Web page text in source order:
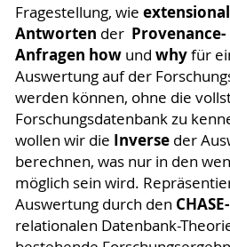
Fragestellung, wie
Antworten der Provenance-
Anfragen how und whyfür
Auswertung auf der
werden können, ohne die
Forschungsdatenbank zu
wollen wir die Inverse der
berechnen, was nur in den
möglich sein wird.
Auswertung durch den
relationalen Datenbank-